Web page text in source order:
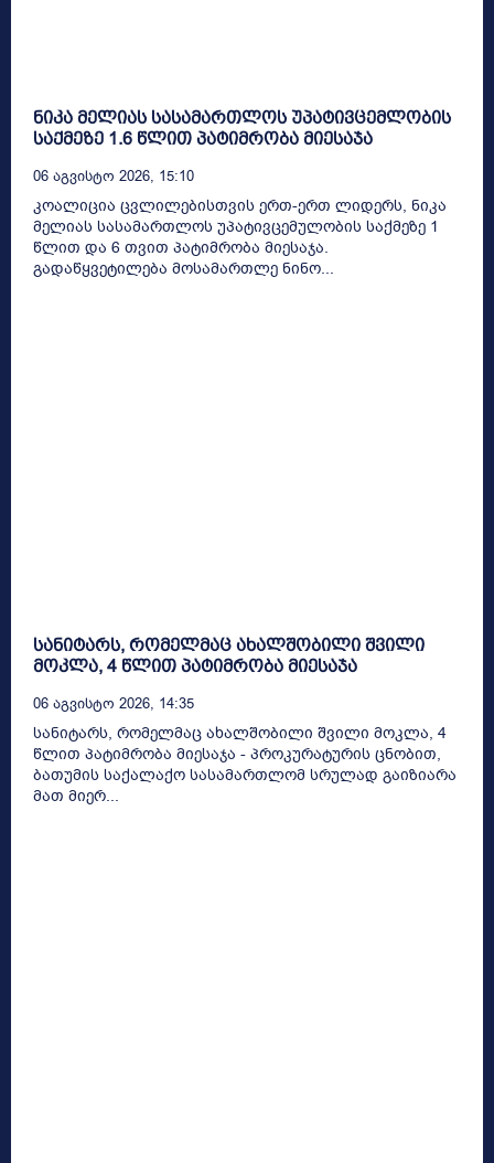
ნიკა მელიას სასამართლოს უპატივცემლობის
საქმეზე 1.6 წლით პატიმრობა მიესაჯა
06 Აგვისტო 2026, 15:10
კოალიცია ცვლილებისთვის ერთ-ერთ ლიდერს, ნიკა
მელიას სასამართლოს უპატივცემულობის საქმეზე 1
წლით და 6 თვით პატიმრობა მიესაჯა.
გადაწყვეტილება მოსამართლე ნინო...
სანიტარს, რომელმაც ახალშობილი შვილი
მოკლა, 4 წლით პატიმრობა მიესაჯა
06 Აგვისტო 2026, 14:35
სანიტარს, რომელმაც ახალშობილი შვილი მოკლა, 4
წლით პატიმრობა მიესაჯა - პროკურატურის ცნობით,
ბათუმის საქალაქო სასამართლომ სრულად გაიზიარა
მათ მიერ...